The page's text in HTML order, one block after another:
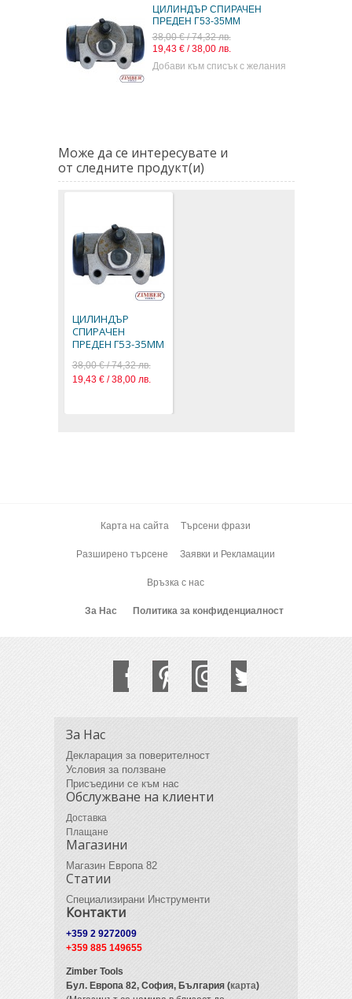
ЦИЛИНДЪР СПИРАЧЕН
ПРЕДЕН Г53-35ММ
38,00 € / 74,32 лв.
19,43 € / 38,00 лв.
Добави към списък с желания
Може да се интересувате и
от следните продукт(и)
ЦИЛИНДЪР
СПИРАЧЕН
ПРЕДЕН Г53-35ММ
38,00 € / 74,32 лв.
19,43 € / 38,00 лв.
Карта на сайта Търсени фрази
Разширено търсене Заявки и Рекламации
Връзка с нас
За Нас Политика за конфиденциалност
За Нас
Декларация за поверителност
Условия за ползване
Присъедини се към нас
Обслужване на клиенти
Доставка
Плащане
Магазини
Магазин Европа 82
Статии
Специализирани Инструменти
Контакти
+359 2 9272009
+359 885 149655
Zimber Tools
Бул. Европа 82, София, България (карта)